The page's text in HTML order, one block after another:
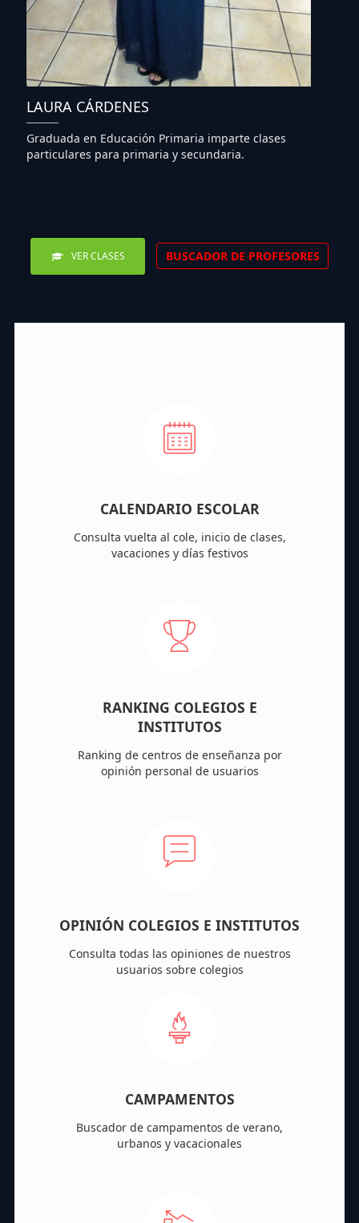
LAURA CÁRDENES
Graduada en Educación Primaria imparte clases
particulares para primaria y secundaria.
VER CLASES BUSCADOR DE PROFESORES
CALENDARIO ESCOLAR
Consulta vuelta al cole, inicio de clases,
vacaciones y días festivos
RANKING COLEGIOS E
INSTITUTOS
Ranking de centros de enseñanza por
opinión personal de usuarios
OPINIÓN COLEGIOS E INSTITUTOS
Consulta todas las opiniones de nuestros
usuarios sobre colegios
CAMPAMENTOS
Buscador de campamentos de verano,
urbanos y vacacionales